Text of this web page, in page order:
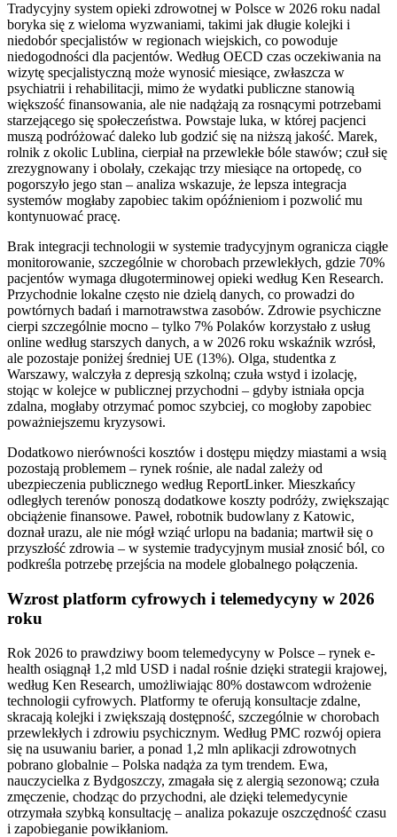
Tradycyjny system opieki zdrowotnej w Polsce w 2026 roku nadal
boryka się z wieloma wyzwaniami, takimi jak długie kolejki i
niedobór specjalistów w regionach wiejskich, co powoduje
niedogodności dla pacjentów. Według OECD czas oczekiwania na
wizytę specjalistyczną może wynosić miesiące, zwłaszcza w
psychiatrii i rehabilitacji, mimo że wydatki publiczne stanowią
większość finansowania, ale nie nadążają za rosnącymi potrzebami
starzejącego się społeczeństwa. Powstaje luka, w której pacjenci
muszą podróżować daleko lub godzić się na niższą jakość. Marek,
rolnik z okolic Lublina, cierpiał na przewlekłe bóle stawów; czuł się
zrezygnowany i obolały, czekając trzy miesiące na ortopedę, co
pogorszyło jego stan – analiza wskazuje, że lepsza integracja
systemów mogłaby zapobiec takim opóźnieniom i pozwolić mu
kontynuować pracę.
Brak integracji technologii w systemie tradycyjnym ogranicza ciągłe
monitorowanie, szczególnie w chorobach przewlekłych, gdzie 70%
pacjentów wymaga długoterminowej opieki według Ken Research.
Przychodnie lokalne często nie dzielą danych, co prowadzi do
powtórnych badań i marnotrawstwa zasobów. Zdrowie psychiczne
cierpi szczególnie mocno – tylko 7% Polaków korzystało z usług
online według starszych danych, a w 2026 roku wskaźnik wzrósł,
ale pozostaje poniżej średniej UE (13%). Olga, studentka z
Warszawy, walczyła z depresją szkolną; czuła wstyd i izolację,
stojąc w kolejce w publicznej przychodni – gdyby istniała opcja
zdalna, mogłaby otrzymać pomoc szybciej, co mogłoby zapobiec
poważniejszemu kryzysowi.
Dodatkowo nierówności kosztów i dostępu między miastami a wsią
pozostają problemem – rynek rośnie, ale nadal zależy od
ubezpieczenia publicznego według ReportLinker. Mieszkańcy
odległych terenów ponoszą dodatkowe koszty podróży, zwiększając
obciążenie finansowe. Paweł, robotnik budowlany z Katowic,
doznał urazu, ale nie mógł wziąć urlopu na badania; martwił się o
przyszłość zdrowia – w systemie tradycyjnym musiał znosić ból, co
podkreśla potrzebę przejścia na modele globalnego połączenia.
Wzrost platform cyfrowych i telemedycyny w 2026
roku
Rok 2026 to prawdziwy boom telemedycyny w Polsce – rynek e-
health osiągnął 1,2 mld USD i nadal rośnie dzięki strategii krajowej,
według Ken Research, umożliwiając 80% dostawcom wdrożenie
technologii cyfrowych. Platformy te oferują konsultacje zdalne,
skracają kolejki i zwiększają dostępność, szczególnie w chorobach
przewlekłych i zdrowiu psychicznym. Według PMC rozwój opiera
się na usuwaniu barier, a ponad 1,2 mln aplikacji zdrowotnych
pobrano globalnie – Polska nadąża za tym trendem. Ewa,
nauczycielka z Bydgoszczy, zmagała się z alergią sezonową; czuła
zmęczenie, chodząc do przychodni, ale dzięki telemedycynie
otrzymała szybką konsultację – analiza pokazuje oszczędność czasu
i zapobieganie powikłaniom.